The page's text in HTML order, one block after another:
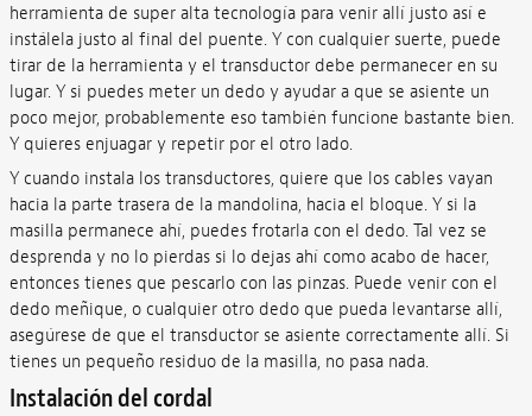
herramienta de super alta tecnología para venir allí justo así e
instálela justo al final del puente. Y con cualquier suerte, puede
tirar de la herramienta y el transductor debe permanecer en su
lugar. Y si puedes meter un dedo y ayudar a que se asiente un
poco mejor, probablemente eso también funcione bastante bien.
Y quieres enjuagar y repetir por el otro lado.
Y cuando instala los transductores, quiere que los cables vayan
hacia la parte trasera de la mandolina, hacia el bloque. Y si la
masilla permanece ahí, puedes frotarla con el dedo. Tal vez se
desprenda y no lo pierdas si lo dejas ahí como acabo de hacer,
entonces tienes que pescarlo con las pinzas. Puede venir con el
dedo meñique, o cualquier otro dedo que pueda levantarse allí,
asegúrese de que el transductor se asiente correctamente allí. Si
tienes un pequeño residuo de la masilla, no pasa nada.
Instalación del cordal